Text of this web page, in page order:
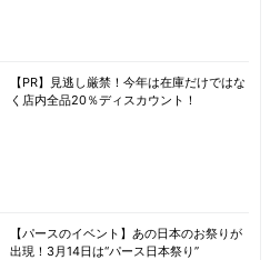
【PR】見逃し厳禁！今年は在庫だけではな
く店内全品20％ディスカウント！
【パースのイベント】あの日本のお祭りが
出現！3月14日は“パース日本祭り”